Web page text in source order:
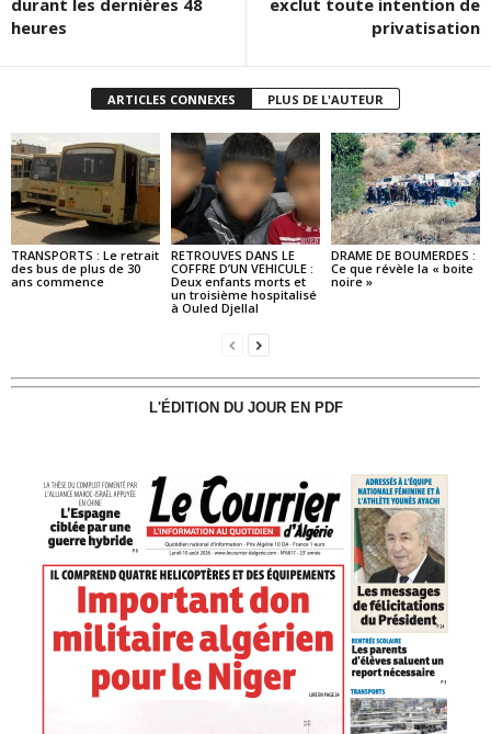
durant les dernières 48
heures
exclut toute intention de
privatisation
ARTICLES CONNEXES PLUS DE L'AUTEUR
TRANSPORTS : Le retrait
des bus de plus de 30
ans commence
RETROUVES DANS LE
COFFRE D’UN VEHICULE :
Deux enfants morts et
un troisième hospitalisé
à Ouled Djellal
DRAME DE BOUMERDES :
Ce que révèle la « boite
noire »
L'ÉDITION DU JOUR EN PDF